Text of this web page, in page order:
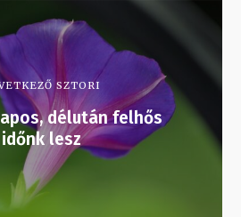
SZTORI
délután felhős
időnk lesz